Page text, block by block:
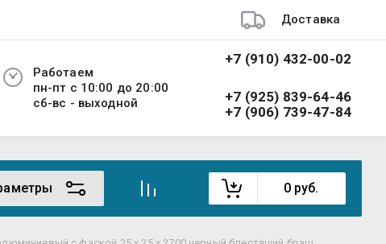
Доставка
Работаем
пн-пт с 10:00 до 20:00
сб-вс - выходной
+7 (910) 432-00-02
+7 (925) 839-64-46
+7 (906) 739-47-84
0 руб.